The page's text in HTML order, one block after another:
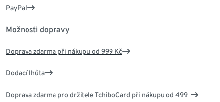
PayPal
Možnosti dopravy
Doprava zdarma při nákupu od 999 Kč
Dodací lhůta
Doprava zdarma pro držitele TchiboCard při nákupu od 499